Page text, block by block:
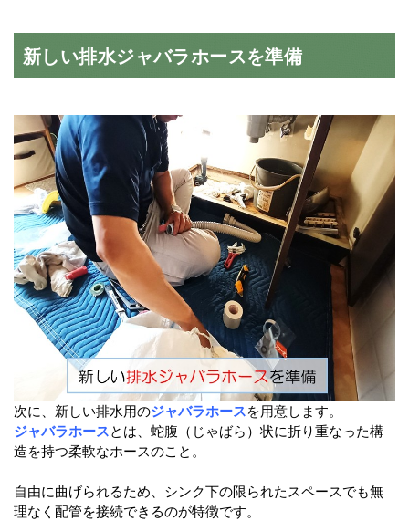
新しい排水ジャバラホースを準備
次に、新しい排水用のジャバラホースを用意します。
ジャバラホースとは、蛇腹（じゃばら）状に折り重なった構
造を持つ柔軟なホースのこと。
自由に曲げられるため、シンク下の限られたスペースでも無
理なく配管を接続できるのが特徴です。